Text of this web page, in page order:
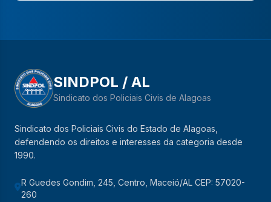
SINDPOL / AL
Sindicato dos Policiais Civis de Alagoas
Sindicato dos Policiais Civis do Estado de Alagoas,
defendendo os direitos e interesses da categoria desde
1990.
R Guedes Gondim, 245, Centro, Maceió/AL CEP: 57020-
260